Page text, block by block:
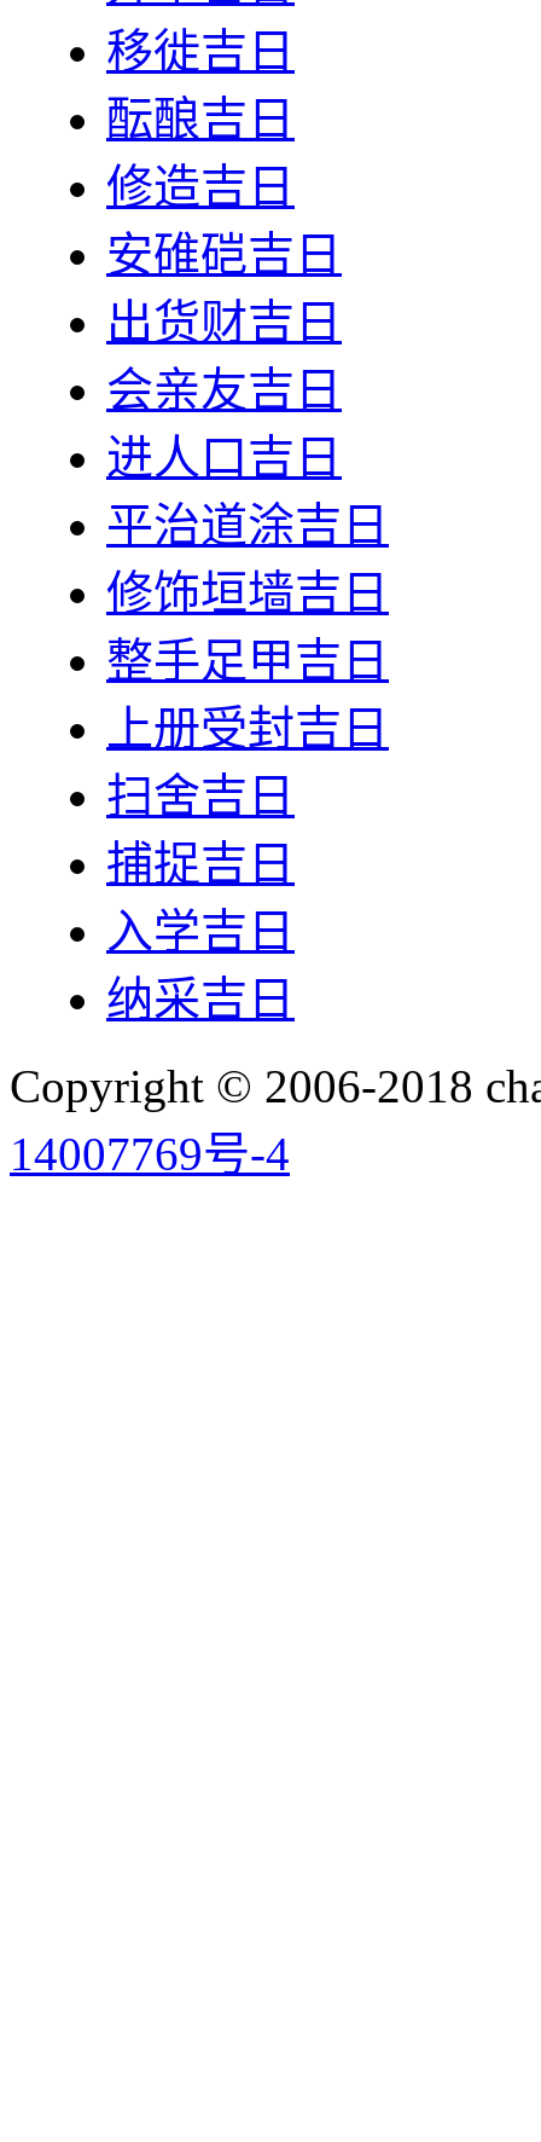
移徙吉日
酝酿吉日
修造吉日
安碓硙吉日
出货财吉日
会亲友吉日
进人口吉日
平治道涂吉日
修饰垣墙吉日
整手足甲吉日
上册受封吉日
扫舍吉日
捕捉吉日
入学吉日
纳采吉日
Copyright © 2006-2018
14007769号-4